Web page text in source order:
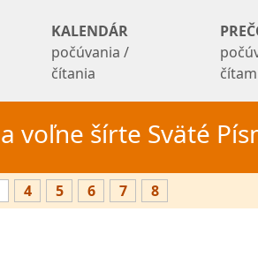
KALENDÁR
počúvania /
čítania
čítam
voľne šírte Sväté
4 5 6 7 8